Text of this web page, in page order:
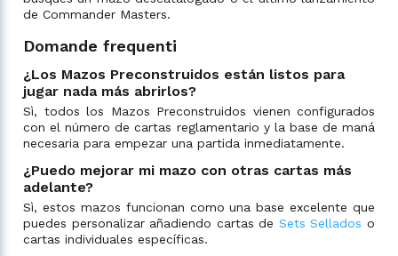
de Commander Masters.
Domande frequenti
¿Los Mazos Preconstruidos están listos para
jugar nada más abrirlos?
Sì, todos los Mazos Preconstruidos vienen configurados
con el número de cartas reglamentario y la base de maná
necesaria para empezar una partida inmediatamente.
¿Puedo mejorar mi mazo con otras cartas más
adelante?
Sì, estos mazos funcionan como una base excelente que
puedes personalizar añadiendo cartas de Sets Sellados o
cartas individuales específicas.